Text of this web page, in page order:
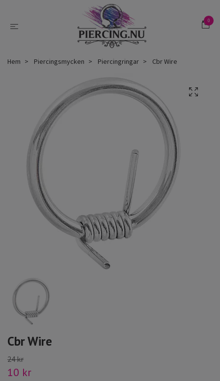
0
Hem Piercingsmycken Piercingringar Cbr Wire
Cbr Wire
24 kr
10 kr